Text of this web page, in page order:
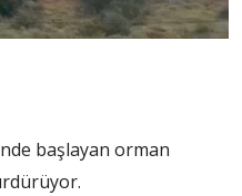
başlayan orman